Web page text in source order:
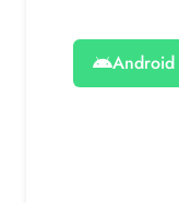
Android